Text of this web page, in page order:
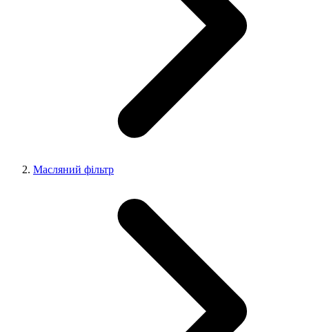
Масляний фільтр